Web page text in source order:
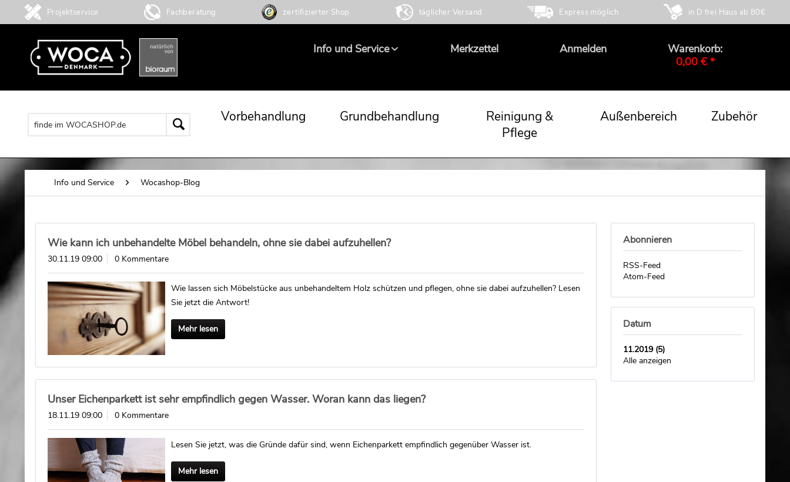
Projektservice Fachberatung zertifizierter Shop täglicher Versand Express möglich in D frei Haus ab 80€
Info und Service Merkzettel Anmelden
Warenkorb:
0,00 € *
Vorbehandlung Grundbehandlung
Reinigung &
Pflege
Außenbereich Zubehör
Info und Service Wocashop-Blog
Abonnieren
RSS-Feed
Atom-Feed
Datum
11.2019 (5)
Alle anzeigen
Wie kann ich unbehandelte Möbel behandeln, ohne sie dabei aufzuhellen?
30.11.19 09:00 0 Kommentare
Wie lassen sich Möbelstücke aus unbehandeltem Holz schützen und pflegen, ohne sie dabei aufzuhellen? Lesen
Sie jetzt die Antwort!
Mehr lesen
Unser Eichenparkett ist sehr empfindlich gegen Wasser. Woran kann das liegen?
18.11.19 09:00 0 Kommentare
Lesen Sie jetzt, was die Gründe dafür sind, wenn Eichenparkett empfindlich gegenüber Wasser ist.
Mehr lesen